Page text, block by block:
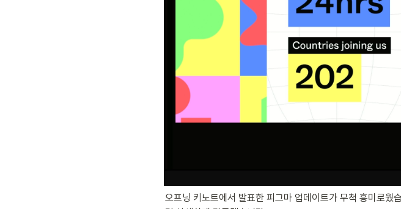
오프닝 키노트에서 발표한 피그마 업데이트가 무척 흥미로웠